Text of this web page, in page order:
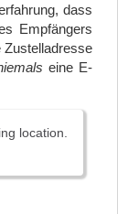
dass
Empfängers
Zustelladresse
eine E-
location.